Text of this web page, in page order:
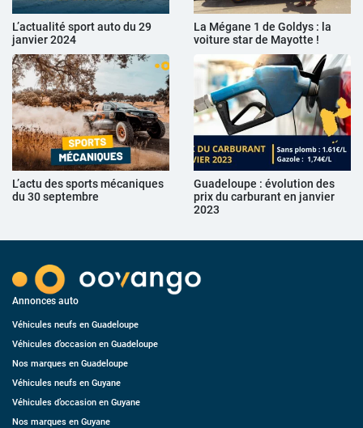
L’actualité sport auto du 29
janvier 2024
La Mégane 1 de Goldys : la
voiture star de Mayotte !
L’actu des sports mécaniques
du 30 septembre
Guadeloupe : évolution des
prix du carburant en janvier
2023
Annonces auto
Véhicules neufs en Guadeloupe
Véhicules d’occasion en Guadeloupe
Nos marques en Guadeloupe
Véhicules neufs en Guyane
Véhicules d’occasion en Guyane
Nos marques en Guyane